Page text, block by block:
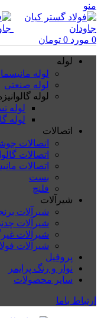
منو
0 مورد 0 تومان
لوله
لوله
لوله صنعتی
لوله
لوله
لوله
اتصالات
اتصالات
اتصالات
اتصالات
بست
فلنچ
شیرآلات
شیرآلات
شیرآلات
شیرآلات
شیرآلات
پروفیل
نوار و رنگ پرایمر
سایر محصولات
ارتباط باما